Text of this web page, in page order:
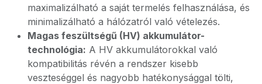
maximalizálható a saját termelés felhasználása, és
minimalizálható a hálózatról való vételezés.
Magas feszültségű (HV) akkumulátor-
technológia: A HV akkumulátorokkal való
kompatibilitás révén a rendszer kisebb
veszteséggel és nagyobb hatékonysággal tölti,